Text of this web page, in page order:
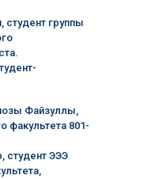
группы
Файзуллы,
факультета 801-
студент ЭЭЭ